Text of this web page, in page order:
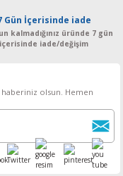
Gün İçerisinde iade
kalmadığınız üründe 7 gün
içerisinde iade/değişim
haberiniz olsun. Hemen